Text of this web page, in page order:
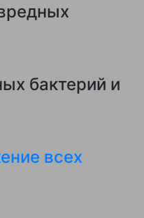
бактерий и
всех